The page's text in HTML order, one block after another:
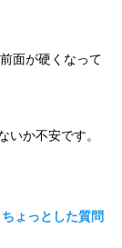
面が硬くなって
いか不安です。
ちょっとした質問